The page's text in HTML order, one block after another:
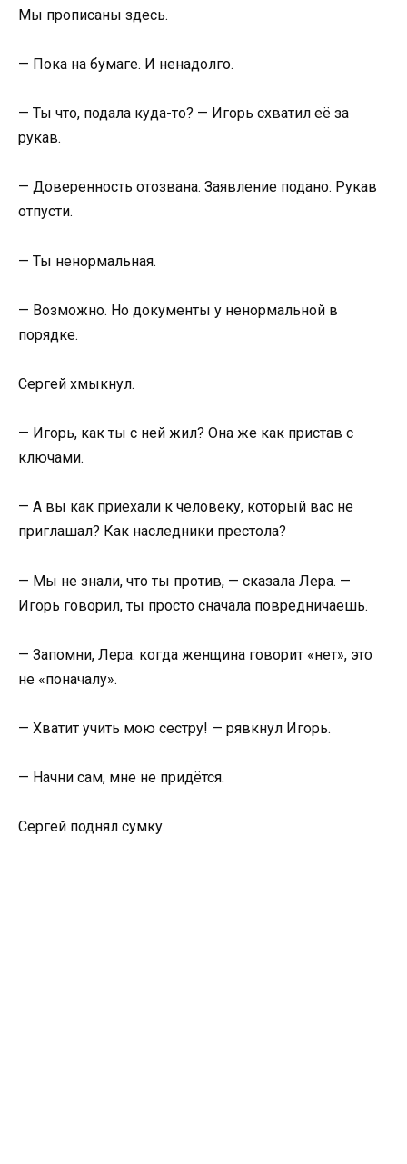
Мы прописаны здесь.
— Пока на бумаге. И ненадолго.
— Ты что, подала куда-то? — Игорь схватил её за
рукав.
— Доверенность отозвана. Заявление подано. Рукав
отпусти.
— Ты ненормальная.
— Возможно. Но документы у ненормальной в
порядке.
Сергей хмыкнул.
— Игорь, как ты с ней жил? Она же как пристав с
ключами.
— А вы как приехали к человеку, который вас не
приглашал? Как наследники престола?
— Мы не знали, что ты против, — сказала Лера. —
Игорь говорил, ты просто сначала повредничаешь.
— Запомни, Лера: когда женщина говорит «нет», это
не «поначалу».
— Хватит учить мою сестру! — рявкнул Игорь.
— Начни сам, мне не придётся.
Сергей поднял сумку.